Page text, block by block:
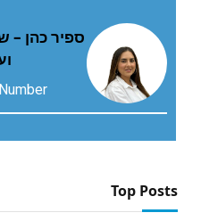
ספיר כהן –
Top Posts